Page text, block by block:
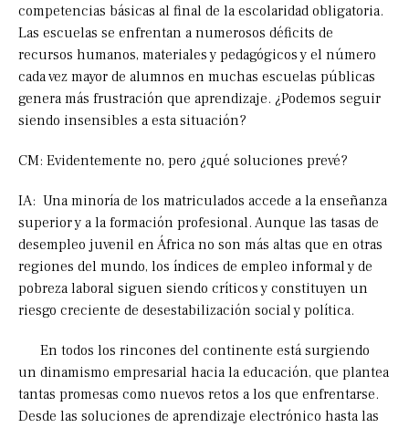
competencias básicas al final de la escolaridad obligatoria.
Las escuelas se enfrentan a numerosos déficits de
recursos humanos, materiales y pedagógicos y el número
cada vez mayor de alumnos en muchas escuelas públicas
genera más frustración que aprendizaje. ¿Podemos seguir
siendo insensibles a esta situación?
CM: Evidentemente no, pero ¿qué soluciones prevé?
IA: Una minoría de los matriculados accede a la enseñanza
superior y a la formación profesional. Aunque las tasas de
desempleo juvenil en África no son más altas que en otras
regiones del mundo, los índices de empleo informal y de
pobreza laboral siguen siendo críticos y constituyen un
riesgo creciente de desestabilización social y política.
En todos los rincones del continente está surgiendo
un dinamismo empresarial hacia la educación, que plantea
tantas promesas como nuevos retos a los que enfrentarse.
Desde las soluciones de aprendizaje electrónico hasta las